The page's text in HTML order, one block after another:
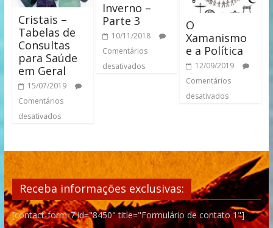
Cristais –
Tabelas de
Consultas
para Saúde
em Geral
15/07/2019
Comentários
desativados
Inverno –
Parte 3
10/11/2018
Comentários
desativados
O
Xamanismo
e a Política
12/09/2019
Comentários
desativados
Receba informações exclusivas:
[contact-form-7 id="8450" title="Formulário de contato 1"]